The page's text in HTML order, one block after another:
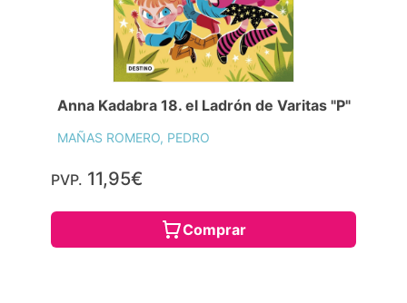
Anna Kadabra 18. el Ladrón de Varitas "P"
MAÑAS ROMERO, PEDRO
PVP. 11,95€
Comprar